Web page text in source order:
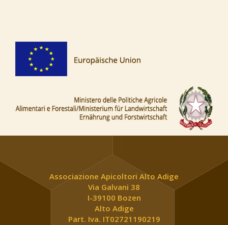
Associazione Apicoltori Alto Adige
Via Galvani 38
I-39100 Bozen
Alto Adige
Part. Iva. IT02721190219